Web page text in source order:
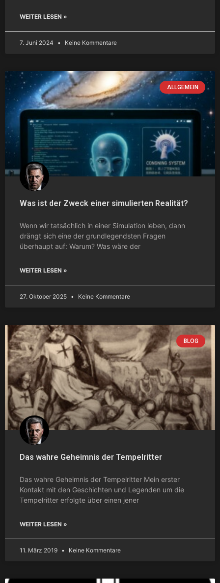
WEITER LESEN »
7. Juni 2024 Keine Kommentare
ALLGEMEIN
Was ist der Zweck einer simulierten Realität?
Wenn wir tatsächlich in einer Simulation leben, dann
drängt sich eine der grundlegendsten Fragen
überhaupt auf: Warum? Was wäre der
WEITER LESEN »
27. Oktober 2025 Keine Kommentare
BLOG
Das wahre Geheimnis der Tempelritter
Das wahre Geheimnis der Tempelritter Mein erster
Kontakt mit den Geschichten und Legenden um die
Tempelritter erfolgte über einen jener
WEITER LESEN »
11. März 2019 Keine Kommentare